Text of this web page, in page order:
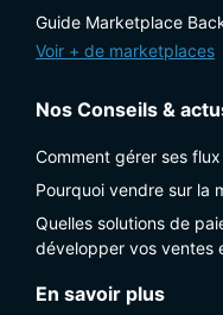
Guide Marketplace
Voir + de marketplaces
Nos Conseils &
Comment gérer ses
Pourquoi vendre sur la
Quelles solutions de
développer vos ventes
En savoir plus